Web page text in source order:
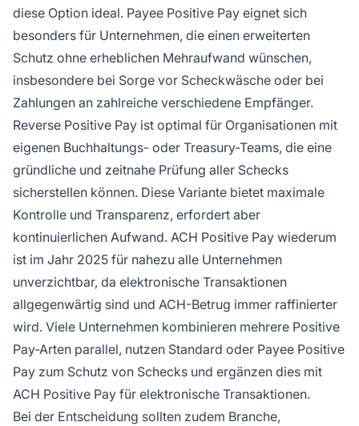
diese Option ideal. Payee Positive Pay eignet sich
besonders für Unternehmen, die einen erweiterten
Schutz ohne erheblichen Mehraufwand wünschen,
insbesondere bei Sorge vor Scheckwäsche oder bei
Zahlungen an zahlreiche verschiedene Empfänger.
Reverse Positive Pay ist optimal für Organisationen mit
eigenen Buchhaltungs- oder Treasury-Teams, die eine
gründliche und zeitnahe Prüfung aller Schecks
sicherstellen können. Diese Variante bietet maximale
Kontrolle und Transparenz, erfordert aber
kontinuierlichen Aufwand. ACH Positive Pay wiederum
ist im Jahr 2025 für nahezu alle Unternehmen
unverzichtbar, da elektronische Transaktionen
allgegenwärtig sind und ACH-Betrug immer raffinierter
wird. Viele Unternehmen kombinieren mehrere Positive
Pay-Arten parallel, nutzen Standard oder Payee Positive
Pay zum Schutz von Schecks und ergänzen dies mit
ACH Positive Pay für elektronische Transaktionen.
Bei der Entscheidung sollten zudem Branche,